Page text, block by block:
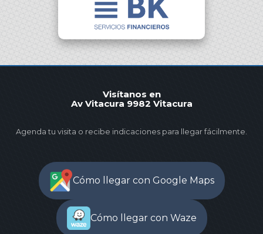
Visítanos en
Av Vitacura 9982 Vitacura
Agenda tu visita o recibe indicaciones para llegar fácilmente.
Cómo llegar con Google Maps
Cómo llegar con Waze